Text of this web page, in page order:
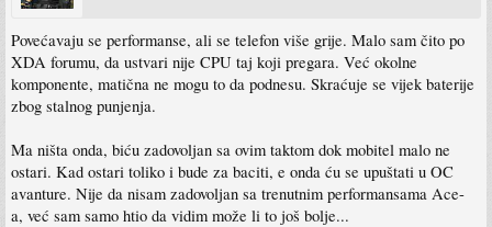
Povećavaju se performanse, ali se telefon više grije. Malo sam čito po
XDA forumu, da ustvari nije CPU taj koji pregara. Već okolne
komponente, matična ne mogu to da podnesu. Skraćuje se vijek baterije
zbog stalnog punjenja.
Ma ništa onda, biću zadovoljan sa ovim taktom dok mobitel malo ne
ostari. Kad ostari toliko i bude za baciti, e onda ću se upuštati u OC
avanture. Nije da nisam zadovoljan sa trenutnim performansama Ace-
a, već sam samo htio da vidim može li to još bolje...